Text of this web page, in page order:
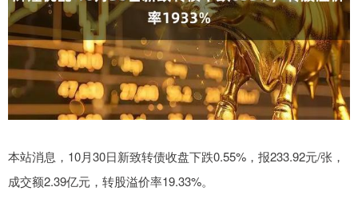
本站消息，10月30日新致转债收盘下跌0.55%，报233.92元/张，
成交额2.39亿元，转股溢价率19.33%。